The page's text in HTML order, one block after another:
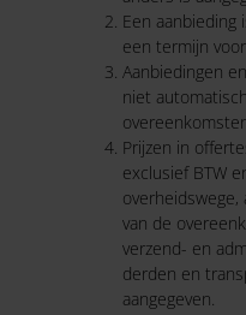
Een aanbieding
een termijn
Aanbiedingen
niet
Prijzen in
exclusief BTW
van de
verzend- en
derden en
aangegeven.